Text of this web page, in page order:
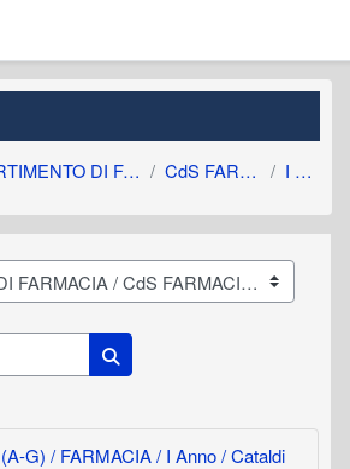
DIPARTIMENTO DI FARMACIA CdS FARMACIA I Anno
Cerca corsi
G) / FARMACIA / I Anno / Cataldi